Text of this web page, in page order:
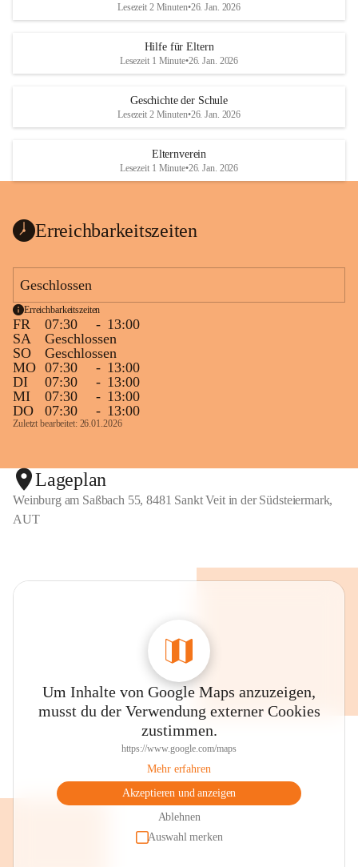
Lesezeit 2 Minuten•26. Jan. 2026
Hilfe für Eltern
Lesezeit 1 Minute•26. Jan. 2026
Geschichte der Schule
Lesezeit 2 Minuten•26. Jan. 2026
Elternverein
Lesezeit 1 Minute•26. Jan. 2026
Erreichbarkeitszeiten
Geschlossen
Erreichbarkeitszeiten
FR 07:30 - 13:00
SA
Geschlossen
SO
Geschlossen
MO 07:30 - 13:00
DI
07:30 - 13:00
MI
07:30 - 13:00
DO
07:30 - 13:00
Zuletzt bearbeitet: 26.01.2026
Lageplan
Weinburg am Saßbach 55, 8481 Sankt Veit in der Südsteiermark,
AUT
Um Inhalte von Google Maps anzuzeigen,
musst du der Verwendung externer Cookies
zustimmen.
https://www.google.com/maps
Mehr erfahren
Akzeptieren und anzeigen
Ablehnen
Auswahl merken